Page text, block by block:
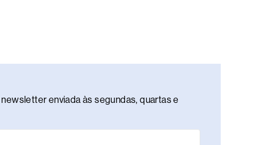
enviada às segundas, quartas e